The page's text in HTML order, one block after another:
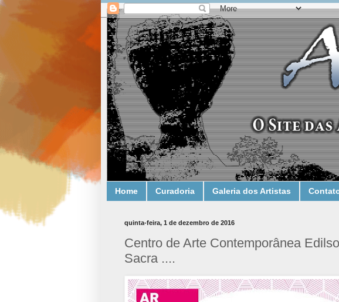
Home Curadoria Galeria dos Artistas
quinta-feira, 1 de dezembro de 2016
Centro de Arte Contemporânea
Sacra ....